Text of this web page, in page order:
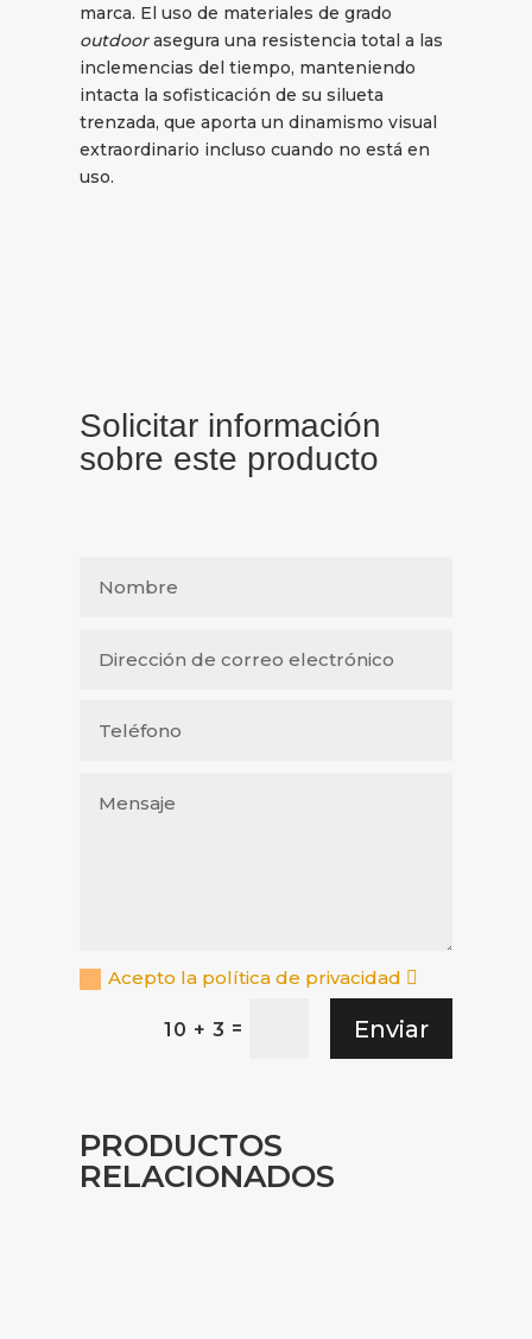
marca. El uso de materiales de grado
outdoorasegura una resistencia total a las
inclemencias del tiempo, manteniendo
intacta la sofisticación de su silueta
trenzada, que aporta un dinamismo visual
extraordinario incluso cuando no está en
uso.
Solicitar información
sobre este producto
Acepto la política de privacidad
10 + 3 = Enviar
PRODUCTOS
RELACIONADOS